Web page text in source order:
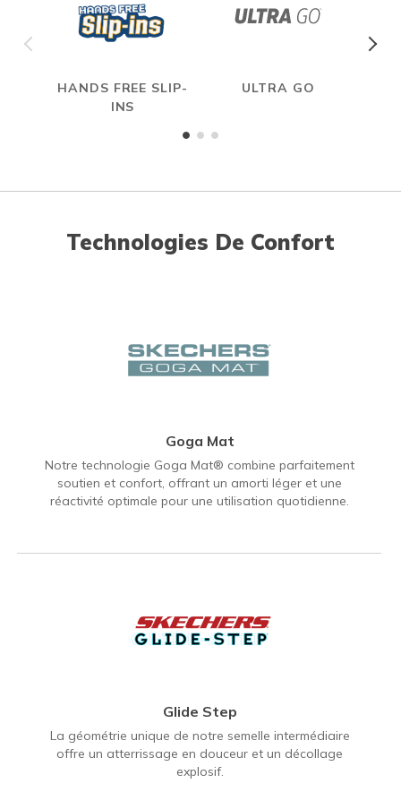
HANDS FREE SLIP-
INS
ULTRA GO
Technologies De Confort
Goga Mat
Notre technologie Goga Mat® combine parfaitement
soutien et confort, offrant un amorti léger et une
réactivité optimale pour une utilisation quotidienne.
Glide Step
La géométrie unique de notre semelle intermédiaire
offre un atterrissage en douceur et un décollage
explosif.